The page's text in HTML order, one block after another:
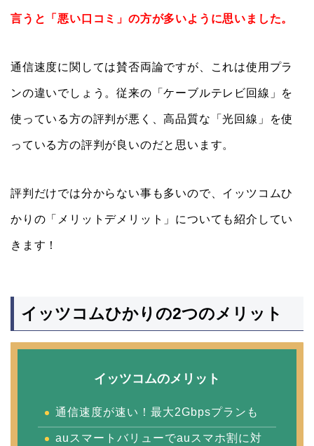
言うと「悪い口コミ」の方が多いように思いました。
通信速度に関しては賛否両論ですが、これは使用プラ
ンの違いでしょう。従来の「ケーブルテレビ回線」を
使っている方の評判が悪く、高品質な「光回線」を使
っている方の評判が良いのだと思います。
評判だけでは分からない事も多いので、イッツコムひ
かりの「メリットデメリット」についても紹介してい
きます！
イッツコムひかりの2つのメリット
イッツコムのメリット
通信速度が速い！最大2Gbpsプランも
auスマートバリューでauスマホ割に対